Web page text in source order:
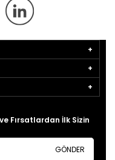
Fırsatlardan İlk Sizin
GÖNDER